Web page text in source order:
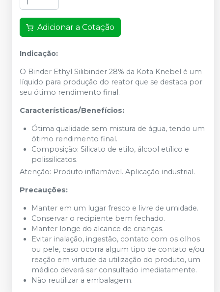
Adicionar a Cotação
Indicação:
O Binder Ethyl Silibinder 28% da Kota Knebel é um
líquido para produção do reator que se destaca por
seu ótimo rendimento final.
Características/Benefícios:
Ótima qualidade sem mistura de água, tendo um
ótimo rendimento final.
Composição: Silicato de etilo, álcool etílico e
polissilicatos.
Atenção: Produto inflamável. Aplicação industrial.
Precauções:
Manter em um lugar fresco e livre de umidade.
Conservar o recipiente bem fechado.
Manter longe do alcance de crianças.
Evitar inalação, ingestão, contato com os olhos
ou pele, caso ocorra algum tipo de contato e/ou
reação em virtude da utilização do produto, um
médico deverá ser consultado imediatamente.
Não reutilizar a embalagem.